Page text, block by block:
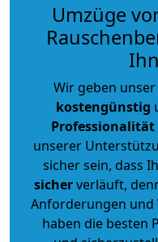
Umzüge
Wir geben
kostengünstig
Professionalität
unserer
sicher sein, dass
sicherverläuft,
Anforderungen und
haben die besten